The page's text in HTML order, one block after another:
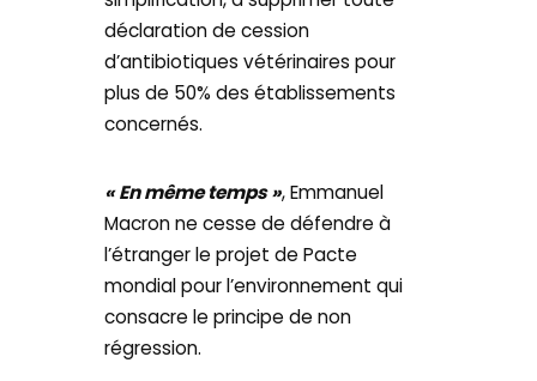
déclaration de cession
d’antibiotiques vétérinaires pour
plus de 50% des établissements
concernés.
« En même temps », Emmanuel
Macron ne cesse de défendre à
l’étranger le projet de Pacte
mondial pour l’environnement qui
consacre le principe de non
régression.